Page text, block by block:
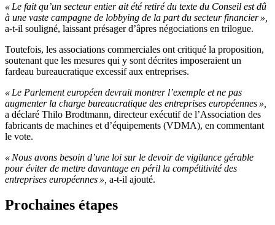
« Le fait qu’un secteur entier ait été retiré du texte du Conseil est dû
à une vaste campagne de lobbying de la part du secteur financier »,
a-t-il souligné, laissant présager d’âpres négociations en trilogue.
Toutefois, les associations commerciales ont critiqué la proposition,
soutenant que les mesures qui y sont décrites imposeraient un
fardeau bureaucratique excessif aux entreprises.
« Le Parlement européen devrait montrer l’exemple et ne pas
augmenter la charge bureaucratique des entreprises européennes »,
a déclaré Thilo Brodtmann, directeur exécutif de l’Association des
fabricants de machines et d’équipements (VDMA), en commentant
le vote.
« Nous avons besoin d’une loi sur le devoir de vigilance gérable
pour éviter de mettre davantage en péril la compétitivité des
entreprises européennes », a-t-il ajouté.
Prochaines étapes